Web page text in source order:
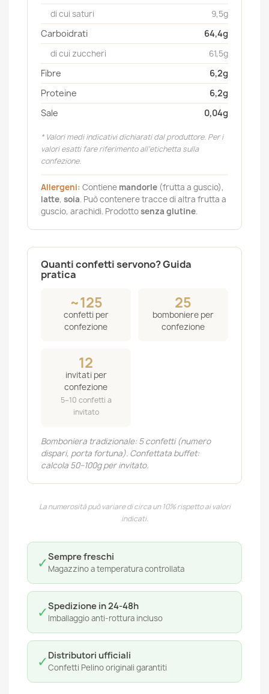
di cui saturi 9,5g
Carboidrati 64,4g
di cui zuccheri 61,5g
Fibre
6,2g
Proteine
6,2g
Sale
0,04g
* Valori medi indicativi dichiarati dal produttore. Per i
valori esatti fare riferimento all’etichetta sulla
confezione.
Allergeni: Contiene mandorle (frutta a guscio),
latte, soia. Può contenere tracce di altra frutta a
guscio, arachidi. Prodottosenza glutine.
Quanti confetti servono? Guida
pratica
~125
confetti per
confezione
25
bomboniere per
confezione
12
invitati per
confezione
5–10 confetti a
invitato
Bomboniera tradizionale: 5 confetti (numero
dispari, porta fortuna). Confettata buffet:
calcola 50–100g per invitato.
La numerosità può variare di circa un 10% rispetto ai valori
indicati.
✓Sempre freschi
Magazzino a temperatura controllata
✓Spedizione in 24-48h
Imballaggio anti-rottura incluso
✓ Distributori ufficiali
Confetti Pelino originali garantiti